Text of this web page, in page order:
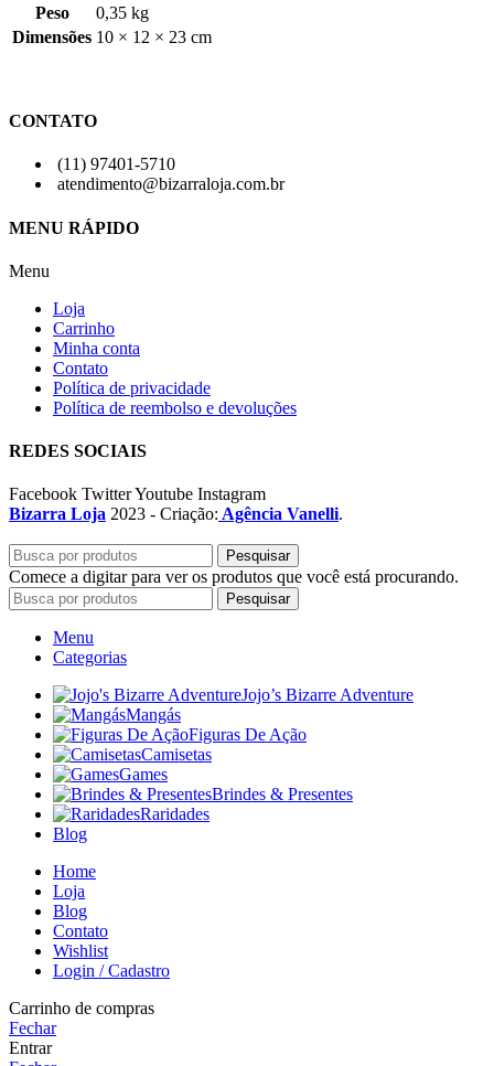
Peso
0,35 kg
Dimensões 10 × 12 × 23 cm
CONTATO
(11) 97401-5710
atendimento@bizarraloja.com.br
MENU RÁPIDO
Menu
Loja
Carrinho
Minha conta
Contato
Política de privacidade
Política de reembolso e devoluções
REDES SOCIAIS
Facebook TwitterYoutube Instagram
Bizarra Loja 2023 - Criação: Agência Vanelli.
Pesquisar
Comece a digitar para ver os produtos que você está procurando.
Pesquisar
Menu
Categorias
Jojo’s Bizarre Adventure
Mangás
Figuras De Ação
Camisetas
Games
Brindes & Presentes
Raridades
Blog
Home
Loja
Blog
Contato
Wishlist
Login / Cadastro
Carrinho de compras
Fechar
Entrar